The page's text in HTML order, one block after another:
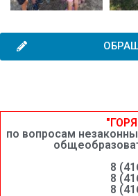
по вопросам
8
8
8